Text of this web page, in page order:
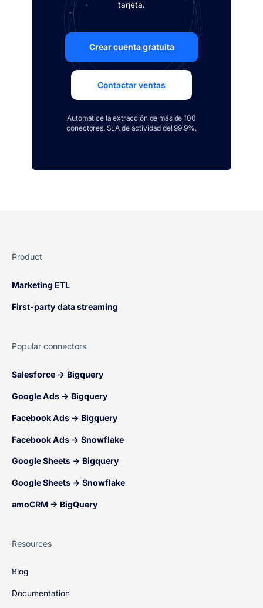
tarjeta.
Crear cuenta gratuita
Contactar ventas
Automatice la extracción de más de 100
conectores. SLA de actividad del 99,9%.
Product
Marketing ETL
First-party data streaming
Popular connectors
Salesforce → Bigquery
Google Ads → Bigquery
Facebook Ads → Bigquery
Facebook Ads → Snowflake
Google Sheets → Bigquery
Google Sheets → Snowflake
amoCRM → BigQuery
Resources
Blog
Documentation